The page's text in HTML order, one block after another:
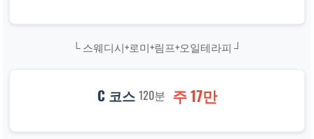
└ 스웨디시+로미+림프+오일테라피 ┘
C 코스 120분 주 17만